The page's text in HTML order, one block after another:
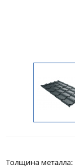
Толщина металла: